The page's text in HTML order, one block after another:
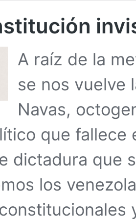
A raíz de la
se nos vuelve
Navas,
que fallece
dictadura que
los